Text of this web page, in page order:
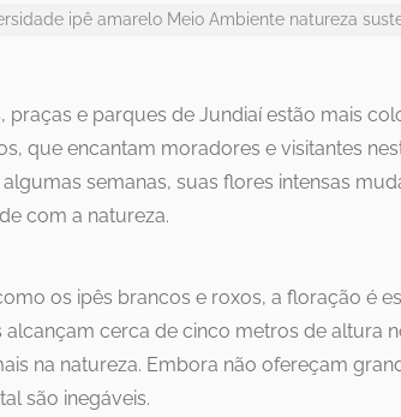
ipê amarelo Meio Ambiente natureza
praças e parques de Jundiaí estão mais
que encantam moradores e visitantes
semanas, suas flores intensas
com a natureza.
os ipês brancos e roxos, a floração é
alcançam cerca de cinco metros de altura
na natureza. Embora não ofereçam
são inegáveis.